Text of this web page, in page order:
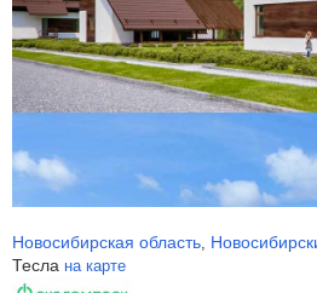
Новосибирская область,
Тесла на карте